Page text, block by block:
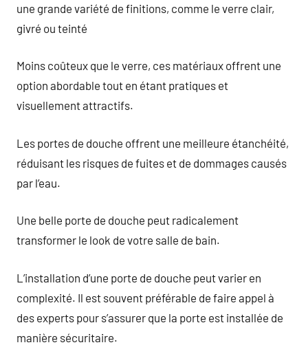
une grande variété de finitions, comme le verre clair,
givré ou teinté
Moins coûteux que le verre, ces matériaux offrent une
option abordable tout en étant pratiques et
visuellement attractifs.
Les portes de douche offrent une meilleure étanchéité,
réduisant les risques de fuites et de dommages causés
par l’eau.
Une belle porte de douche peut radicalement
transformer le look de votre salle de bain.
L’installation d’une porte de douche peut varier en
complexité. Il est souvent préférable de faire appel à
des experts pour s’assurer que la porte est installée de
manière sécuritaire.